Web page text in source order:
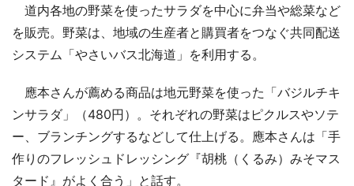
道内各地の野菜を使ったサラダを中心に弁当や総菜など
を販売。野菜は、地域の生産者と購買者をつなぐ共同配送
システム「やさいバス北海道」を利用する。
應本さんが薦める商品は地元野菜を使った「バジルチキ
ンサラダ」（480円）。それぞれの野菜はピクルスやソテ
ー、ブランチングするなどして仕上げる。應本さんは「手
作りのフレッシュドレッシング『胡桃（くるみ）みそマス
タード』がよく合う」と話す。